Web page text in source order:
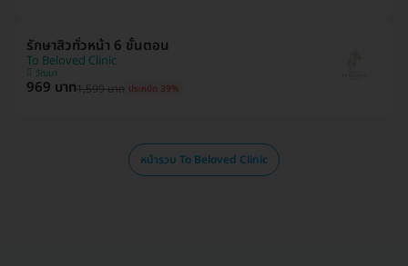
รักษาสิวทั่วหน้า 6 ขั้นตอน
To Beloved Clinic
วัฒนา
969 บาท1,599 บาท ประหยัด 39%
หน้ารวม To Beloved Clinic